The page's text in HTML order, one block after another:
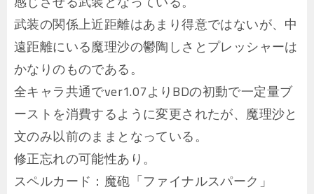
武装の関係上近距離はあまり得意ではないが、中
遠距離にいる魔理沙の鬱陶しさとプレッシャーは
かなりのものである。
全キャラ共通でver1.07よりBDの初動で一定量ブ
ーストを消費するように変更されたが、魔理沙と
文のみ以前のままとなっている。
修正忘れの可能性あり。
スペルカード：魔砲「ファイナルスパーク」